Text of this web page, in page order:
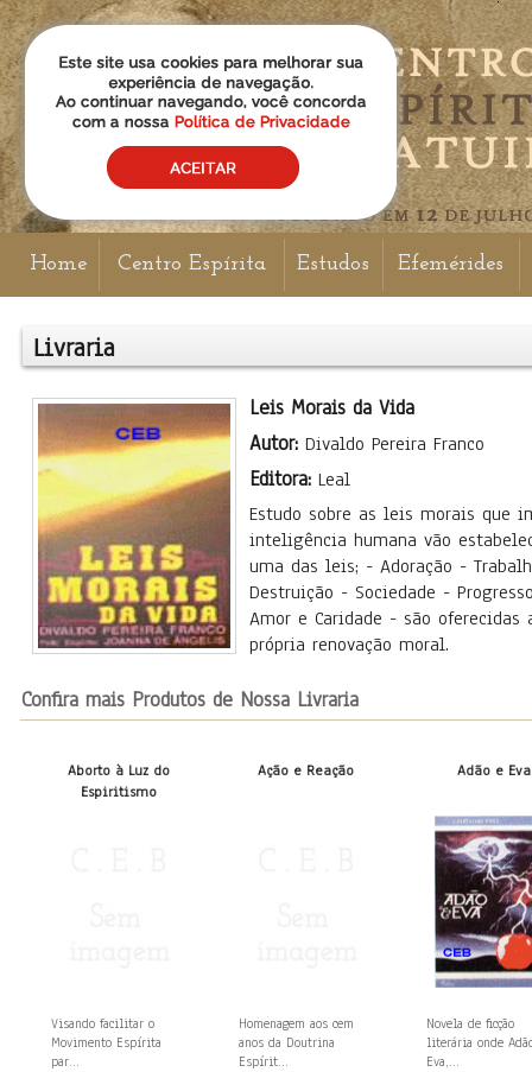
Home Centro Espírita Estudos Efemérides
Livraria
Leis Morais da Vida
Autor: Divaldo Pereira Franco
Editora: Leal
Estudo sobre as leis morais que
inteligência humana vão
uma das leis; - Adoração -
Destruição - Sociedade -
Amor e Caridade - são
própria renovação moral.
Confira mais Produtos de Nossa Livraria
Aborto à Luz do
Espiritismo
Visando facilitar o
Movimento Espírita
par...
Ação e Reação
Homenagem aos cem
anos da Doutrina
Espírit...
Adão e Eva
Novela de ficção
literária onde
Eva,...